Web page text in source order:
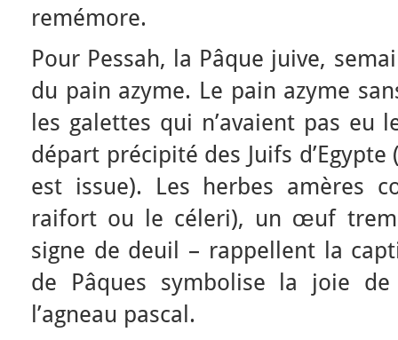
remémore.
Pour Pessah, la Pâque juive,
du pain azyme. Le pain azyme
les galettes qui n’avaient pas eu
départ précipité des Juifs
est issue). Les herbes amères
raifort ou le céleri), un œuf
signe de deuil – rappellent la
de Pâques symbolise la joie
l’agneau pascal.